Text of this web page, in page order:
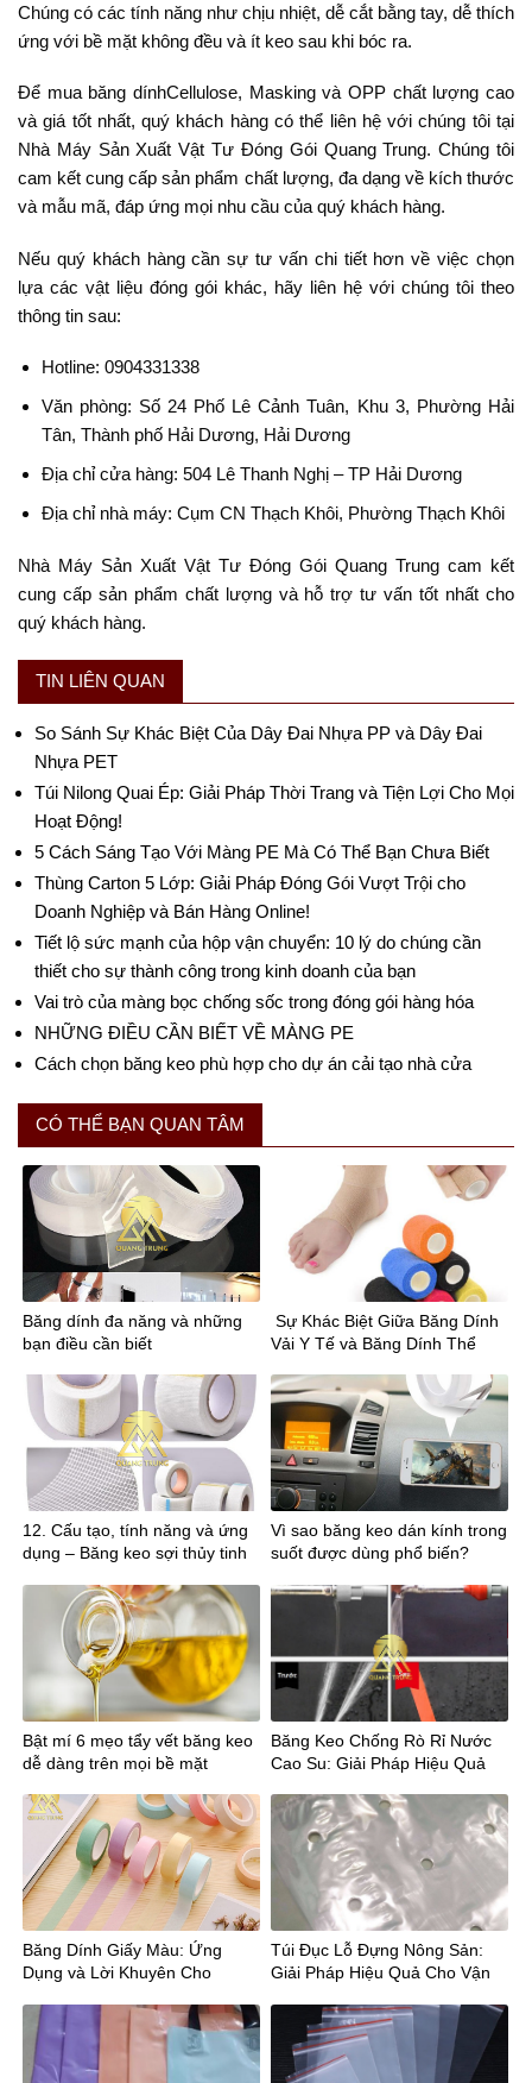
Chúng có các tính năng như chịu nhiệt, dễ cắt bằng tay, dễ thích
ứng với bề mặt không đều và ít keo sau khi bóc ra.
Để mua băng dínhCellulose, Masking và OPP chất lượng cao
và giá tốt nhất, quý khách hàng có thể liên hệ với chúng tôi tại
Nhà Máy Sản Xuất Vật Tư Đóng Gói Quang Trung. Chúng tôi
cam kết cung cấp sản phẩm chất lượng, đa dạng về kích thước
và mẫu mã, đáp ứng mọi nhu cầu của quý khách hàng.
Nếu quý khách hàng cần sự tư vấn chi tiết hơn về việc chọn
lựa các vật liệu đóng gói khác, hãy liên hệ với chúng tôi theo
thông tin sau:
Hotline: 0904331338
Văn phòng: Số 24 Phố Lê Cảnh Tuân, Khu 3, Phường Hải
Tân, Thành phố Hải Dương, Hải Dương
Địa chỉ cửa hàng: 504 Lê Thanh Nghị – TP Hải Dương
Địa chỉ nhà máy: Cụm CN Thạch Khôi, Phường Thạch Khôi
Nhà Máy Sản Xuất Vật Tư Đóng Gói Quang Trung cam kết
cung cấp sản phẩm chất lượng và hỗ trợ tư vấn tốt nhất cho
quý khách hàng.
TIN LIÊN QUAN
So Sánh Sự Khác Biệt Của Dây Đai Nhựa PP và Dây Đai
Nhựa PET
Túi Nilong Quai Ép: Giải Pháp Thời Trang và Tiện Lợi Cho Mọi
Hoạt Động!
5 Cách Sáng Tạo Với Màng PE Mà Có Thể Bạn Chưa Biết
Thùng Carton 5 Lớp: Giải Pháp Đóng Gói Vượt Trội cho
Doanh Nghiệp và Bán Hàng Online!
Tiết lộ sức mạnh của hộp vận chuyển: 10 lý do chúng cần
thiết cho sự thành công trong kinh doanh của bạn
Vai trò của màng bọc chống sốc trong đóng gói hàng hóa
NHỮNG ĐIỀU CẦN BIẾT VỀ MÀNG PE
Cách chọn băng keo phù hợp cho dự án cải tạo nhà cửa
CÓ THỂ BẠN QUAN TÂM
Băng dính đa năng và những
bạn điều cần biết
Sự Khác Biệt Giữa Băng Dính
Vải Y Tế và Băng Dính Thể
12. Cấu tạo, tính năng và ứng
dụng – Băng keo sợi thủy tinh
Vì sao băng keo dán kính trong
suốt được dùng phổ biến?
Bật mí 6 mẹo tẩy vết băng keo
dễ dàng trên mọi bề mặt
Băng Keo Chống Rò Rỉ Nước
Cao Su: Giải Pháp Hiệu Quả
Băng Dính Giấy Màu: Ứng
Dụng và Lời Khuyên Cho
Túi Đục Lỗ Đựng Nông Sản:
Giải Pháp Hiệu Quả Cho Vận